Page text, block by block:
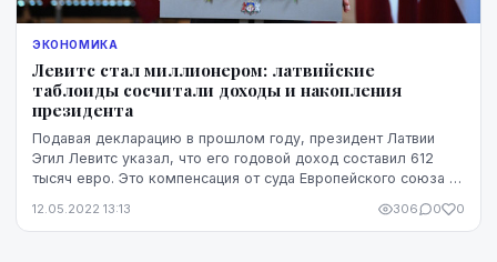
ЭКОНОМИКА
Левитс стал миллионером: латвийские
таблоиды сосчитали доходы и накопления
президента
Подавая декларацию в прошлом году, президент Латвии
Эгил Левитс указал, что его годовой доход составил 612
тысяч евро. Это компенсация от суда Европейского союза за
12.05.2022 13:13 306 0 0